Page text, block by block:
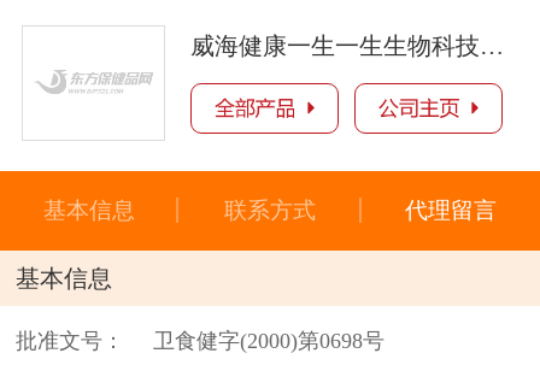
威海健康一生一生生物科技有限公司
基本信息 联系方式 代理留言
基本信息
批准文号：
卫食健字(2000)第0698号